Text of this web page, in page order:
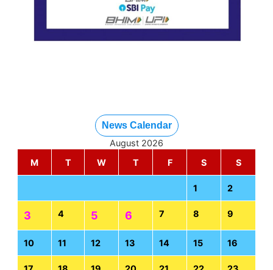
News Calendar
August 2026
M
T W T F S S
1 2
3 4 5 6 7 8 9
10 11 12 13 14 15 16